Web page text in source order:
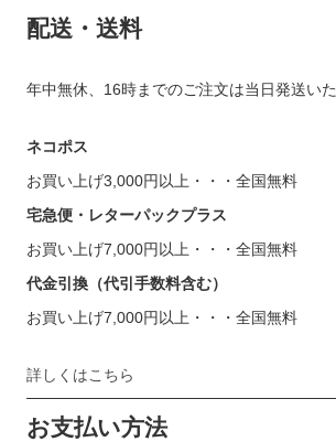
配送・送料
年中無休、16時までのご注文は当日発送いた
ネコポス
お買い上げ3,000円以上・・・全国無料
宅急便・レターパックプラス
お買い上げ7,000円以上・・・全国無料
代金引換（代引手数料含む）
お買い上げ7,000円以上・・・全国無料
詳しくはこちら
お支払い方法